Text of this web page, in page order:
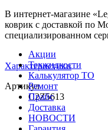
В интернет-магазине
коврик с доставкой по
специализированном
Характеристики
Артикул
C2Z5613
Акции
Техжидкости
Калькулятор ТО
Ремонт
Прайс
Доставка
НОВОСТИ